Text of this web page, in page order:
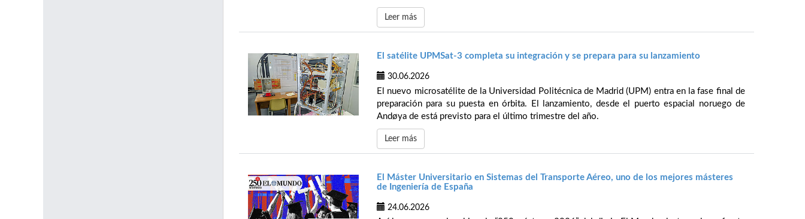
Leer más
El satélite UPMSat-3 completa su integración y se prepara para su lanzamiento
30.06.2026
El nuevo microsatélite de la Universidad Politécnica de Madrid (UPM) entra en la fase final de
preparación para su puesta en órbita. El lanzamiento, desde el puerto espacial noruego de
Andøya de está previsto para el último trimestre del año.
Leer más
El Máster Universitario en Sistemas del Transporte Aéreo, uno de los mejores másteres
de Ingeniería de España
24.06.2026